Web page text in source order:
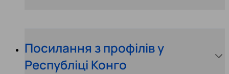
Посилання з профілів у
Республіці Конго